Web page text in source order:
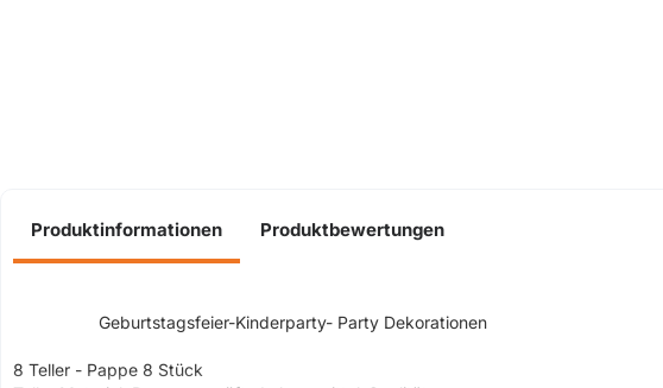
Produktinformationen Produktbewertungen
Geburtstagsfeier-Kinderparty- Party Dekorationen
8 Teller - Pappe 8 Stück